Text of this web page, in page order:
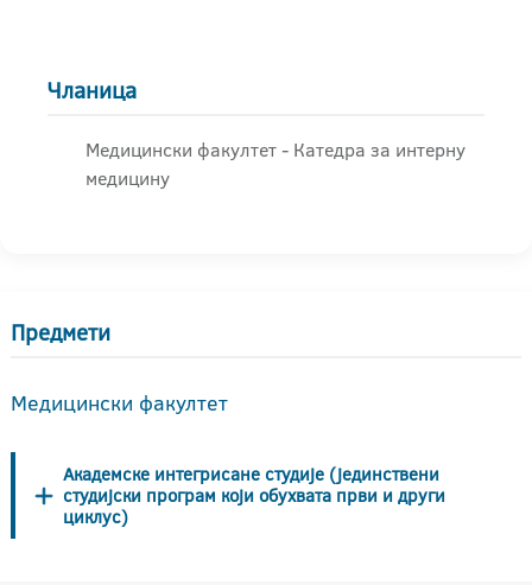
Чланица
Медицински факултет - Катедра за интерну
медицину
Предмети
Медицински факултет
Академске интегрисане студије (јединствени
студијски програм који обухвата први и други
циклус)